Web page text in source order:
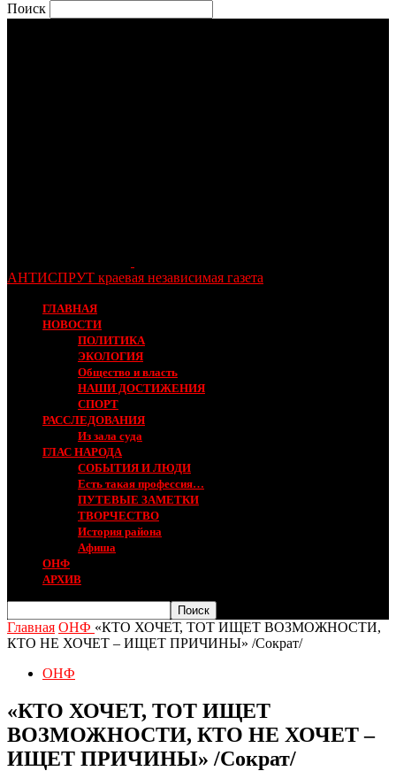
Поиск
АНТИСПРУТ краевая независимая газета
ГЛАВНАЯ
НОВОСТИ
ПОЛИТИКА
ЭКОЛОГИЯ
Общество и власть
НАШИ ДОСТИЖЕНИЯ
СПОРТ
РАССЛЕДОВАНИЯ
Из зала суда
ГЛАС НАРОДА
СОБЫТИЯ И ЛЮДИ
Есть такая профессия…
ПУТЕВЫЕ ЗАМЕТКИ
ТВОРЧЕСТВО
История района
Афиша
ОНФ
АРХИВ
Главная ОНФ «КТО ХОЧЕТ, ТОТ ИЩЕТ ВОЗМОЖНОСТИ,
КТО НЕ ХОЧЕТ – ИЩЕТ ПРИЧИНЫ» /Сократ/
ОНФ
«КТО ХОЧЕТ, ТОТ ИЩЕТ
ВОЗМОЖНОСТИ, КТО НЕ ХОЧЕТ –
ИЩЕТ ПРИЧИНЫ» /Сократ/